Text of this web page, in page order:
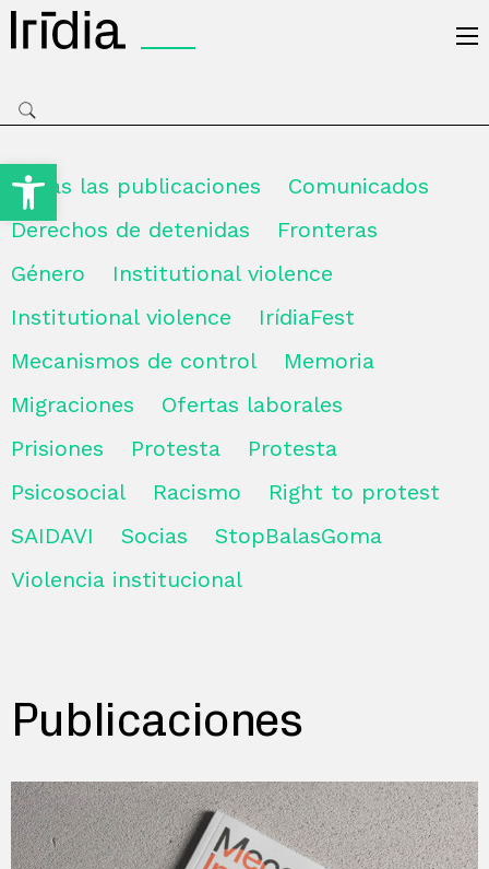
Open toolbar
Todas las publicaciones
Comunicados
Derechos de detenidas
Fronteras
Género
Institutional violence
Institutional violence
IrídiaFest
Mecanismos de control
Memoria
Migraciones
Ofertas laborales
Prisiones
Protesta
Protesta
Psicosocial
Racismo
Right to protest
SAIDAVI
Socias
StopBalasGoma
Violencia institucional
Publicaciones